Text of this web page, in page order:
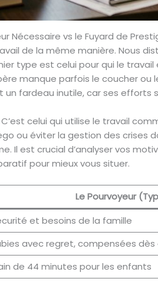
Nécessaire vs le Fuyard de
de la même manière. Nous
type est celui pour qui le
manque parfois le coucher ou
un fardeau inutile, car ses efforts
celui qui utilise le travail
ou éviter la gestion des
Il est crucial d’analyser vos
pour mieux vous situer.
Le Pourvoyeur
et besoins de la famille
avec regret, compensées dès
de 44 minutes pour les enfants